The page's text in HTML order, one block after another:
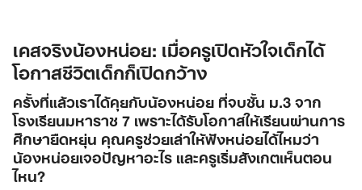
เคสจริงน้องหน่อย: เมื่อครูเปิดหัวใจเด็กได้
โอกาสชีวิตเด็กก็เปิดกว้าง
ครั้งที่แล้วเราได้คุยกับน้องหน่อย ที่จบชั้น ม.3 จาก
โรงเรียนมหาราช 7 เพราะได้รับโอกาสให้เรียนผ่านการ
ศึกษายืดหยุ่น คุณครูช่วยเล่าให้ฟังหน่อยได้ไหมว่า
น้องหน่อยเจอปัญหาอะไร และครูเริ่มสังเกตเห็นตอน
ไหน?